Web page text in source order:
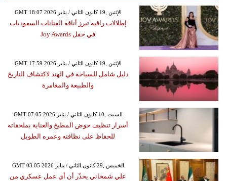
GMT 18:07 2026 الإثنين ,19 كانون الثاني / يناير
إطلالات راقية تبرز أناقة الفنانات السعوديات
في حفل Joy Awards
GMT 17:59 2026 الإثنين ,19 كانون الثاني / يناير
دليل شامل للسياحة في الهند لاكتشاف التاريخ
والطبيعة والمغامرة
GMT 07:05 2026 السبت ,10 كانون الثاني / يناير
أسرار تنظيف حوض المطبخ والعناية بملحقاته
للحفاظ على نظافته وعمره الطويل
GMT 03:05 2026 الخميس ,29 كانون الثاني / يناير
علي شمخاني يحذّر أن أي عمل عسكري من